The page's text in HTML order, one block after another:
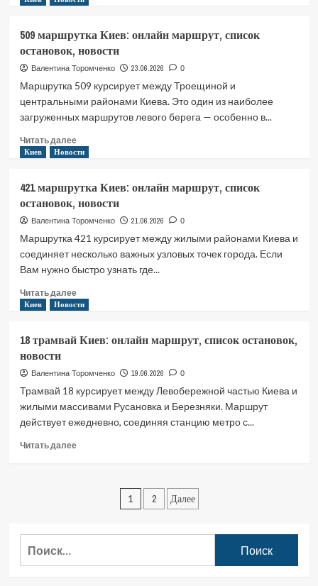
маршрутка
Киев:
онлайн
маршрут,
список
остановок,
новости
509 маршрутка Киев: онлайн маршрут, список
остановок, новости
Валентина Торомченко 23.06.2026 0
Маршрутка 509 курсирует между Троещиной и
центральными районами Киева. Это один из наиболее
загруженных маршрутов левого берега — особенно в...
Читать далееПрочитать
больше
маршрутка
Киев:
онлайн
маршрут,
список
остановок,
новости
Киев Новости
421 маршрутка Киев: онлайн маршрут, список
остановок, новости
Валентина Торомченко 21.06.2026 0
Маршрутка 421 курсирует между жилыми районами Киева и
соединяет несколько важных узловых точек города. Если
Вам нужно быстро узнать где...
Читать далееПрочитать
больше
маршрутка
онлайн
список
остановок,
новости
Киев Новости
18 трамвай Киев: онлайн маршрут, список остановок,
новости
Валентина Торомченко 19.06.2026 0
Трамвай 18 курсирует между Левобережной частью Киева и
жилыми массивами Русановка и Березняки. Маршрут
действует ежедневно, соединяя станцию метро с...
Читать далееПрочитать
маршрут,
остановок,
Пагинация
1 2 Далее